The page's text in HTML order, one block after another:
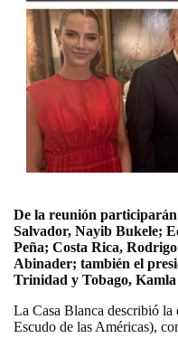
De la reunión
Salvador, Nayib Bukele;
Peña; Costa Rica,
Abinader; también el
Trinidad y Tobago, Kamla
La Casa Blanca describió la
Escudo de las Américas),